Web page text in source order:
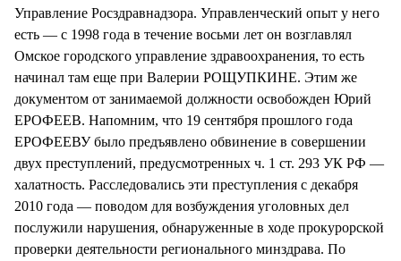
Управление Росздравнадзора. Управленческий опыт у него
есть — с 1998 года в течение восьми лет он возглавлял
Омское городского управление здравоохранения, то есть
начинал там еще при Валерии РОЩУПКИНЕ. Этим же
документом от занимаемой должности освобожден Юрий
ЕРОФЕЕВ. Напомним, что 19 сентября прошлого года
ЕРОФЕЕВУ было предъявлено обвинение в совершении
двух преступлений, предусмотренных ч. 1 ст. 293 УК РФ —
халатность. Расследовались эти преступления с декабря
2010 года — поводом для возбуждения уголовных дел
послужили нарушения, обнаруженные в ходе прокурорской
проверки деятельности регионального минздрава. По